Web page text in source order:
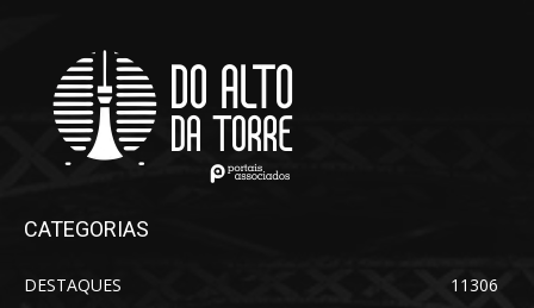
CATEGORIAS
DESTAQUES
11306